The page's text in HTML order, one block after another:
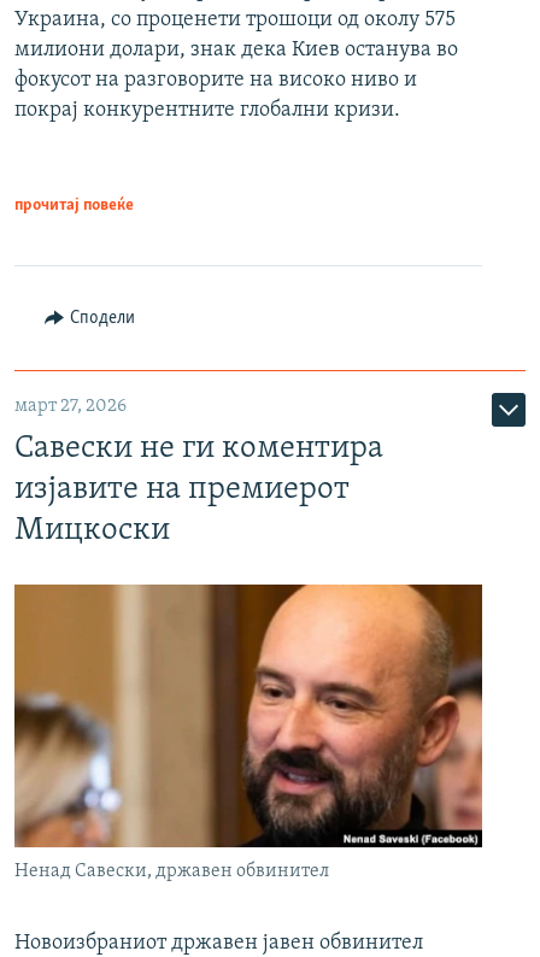
Украина, со проценети трошоци од околу 575
милиони долари, знак дека Киев останува во
фокусот на разговорите на високо ниво и
покрај конкурентните глобални кризи.
прочитај повеќе
Сподели
март 27, 2026
Савески не ги коментира
изјавите на премиерот
Мицкоски
Ненад Савески, државен обвинител
Новоизбраниот државен јавен обвинител